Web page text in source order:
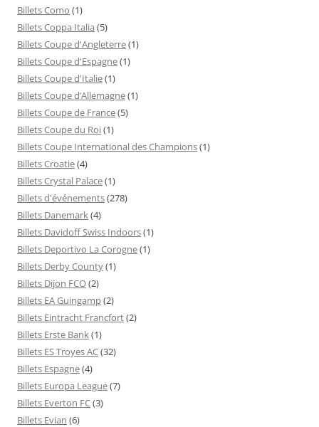
Billets Como (1)
Billets Coppa Italia (5)
Billets Coupe d'Angleterre(1)
Billets Coupe d'Espagne(1)
Billets Coupe d'Italie(1)
Billets Coupe d’Allemagne(1)
Billets Coupe de France(5)
Billets Coupe du Roi(1)
Billets Coupe International des Champions(1)
Billets Croatie(4)
Billets Crystal Palace(1)
Billets d'événements(278)
Billets Danemark(4)
Billets Davidoff Swiss Indoors(1)
Billets Deportivo La Corogne(1)
Billets Derby County(1)
Billets Dijon FCO(2)
Billets EA Guingamp(2)
Billets Eintracht Francfort(2)
Billets Erste Bank(1)
Billets ES Troyes AC(32)
Billets Espagne(4)
Billets Europa League(7)
Billets Everton FC(3)
Billets Evian (6)